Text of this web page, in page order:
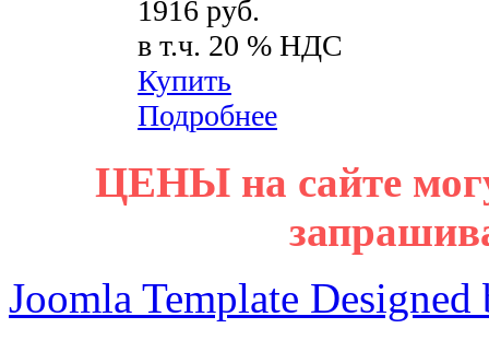
1916 руб.
в т.ч. 20 % НДС
Купить
Подробнее
ЦЕНЫ на сайте
Joomla Template Designed